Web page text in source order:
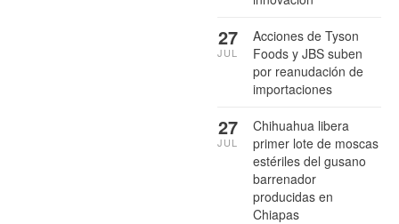
Acciones de Tyson
Foods y JBS suben
por reanudación de
importaciones
27
JUL
Chihuahua libera
primer lote de moscas
estériles del gusano
barrenador
producidas en
Chiapas
27
JUL